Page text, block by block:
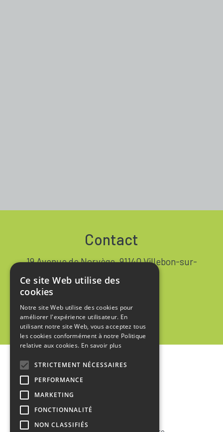
Contact
19 Avenue de Norvège, 91140 Villebon-sur-
+33 1 64 53 37 90
Contact
Accueil
Politique de Confidentialité
Ce site Web utilise des
cookies
Notre site Web utilise des cookies pour
améliorer l'expérience utilisateur. En
utilisant notre site Web, vous acceptez tous
les cookies conformément à notre Politique
relative aux cookies. En savoir plus
STRICTEMENT NÉCESSAIRES
PERFORMANCE
MARKETING
FONCTIONNALITÉ
NON CLASSIFIÉS